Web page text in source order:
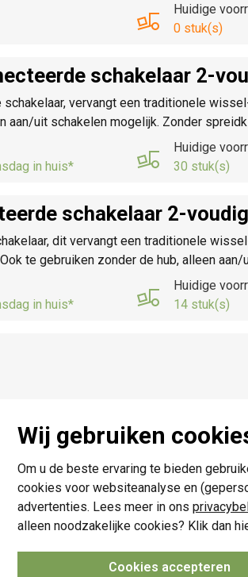
Wij gebruiken
Om u de beste ervaring te bieden
cookies voor websiteanalyse en
advertenties. Lees meer in ons
alleen noodzakelijke cookies? Klik dan
Cookies accepteren
Huidige
0 stuk(s)
schakelaar 2-
vervangt een traditionele
aan/uit schakelen mogelijk. Zonder
in huis*
Huidige
30 stuk(s)
schakelaar 2-
dit vervangt een traditionele
te gebruiken zonder de hub, alleen
in huis*
Huidige
14 stuk(s)
blue grey coated.
één geheel.
uit vormvaste polycarbonaat + asa en
RAL 240 30 05)
lostrekken van de centraalplaat van het